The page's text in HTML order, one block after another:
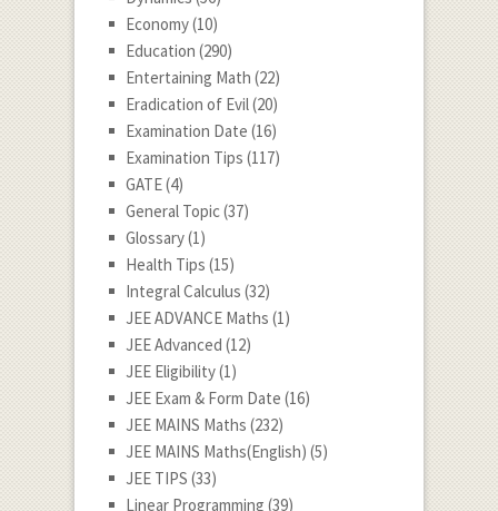
Economy(10)
Education (290)
Entertaining Math (22)
Eradication of Evil(20)
Examination Date (16)
Examination Tips (117)
GATE(4)
General Topic(37)
Glossary(1)
Health Tips (15)
Integral Calculus (32)
JEE ADVANCE Maths (1)
JEE Advanced (12)
JEE Eligibility(1)
JEE Exam & Form Date (16)
JEE MAINS Maths (232)
JEE MAINS Maths(English) (5)
JEE TIPS (33)
Linear Programming (39)